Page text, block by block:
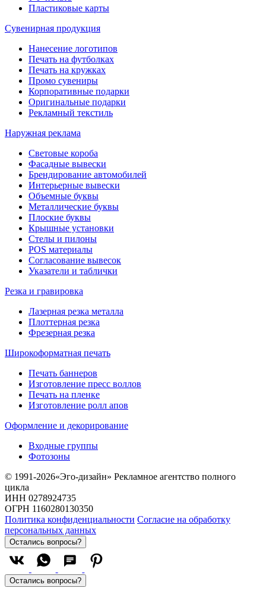
Пластиковые карты
Сувенирная продукция
Нанесение логотипов
Печать на футболках
Печать на кружках
Промо сувениры
Корпоративные подарки
Оригинальные подарки
Рекламный текстиль
Наружная реклама
Световые короба
Фасадные вывески
Брендирование автомобилей
Интерьерные вывески
Объемные буквы
Металлические буквы
Плоские буквы
Крышные установки
Стелы и пилоны
POS материалы
Согласование вывесок
Указатели и таблички
Резка и гравировка
Лазерная резка металла
Плоттерная резка
Фрезерная резка
Широкоформатная печать
Печать баннеров
Изготовление пресс воллов
Печать на пленке
Изготовление ролл апов
Оформление и декорирование
Входные группы
Фотозоны
© 1991-2026«Эго-дизайн» Рекламное агентство полного
цикла
ИНН 0278924735
ОГРН 1160280130350
Политика конфиденциальности Согласие на обработку
персональных данных
Остались вопросы?
Остались вопросы?